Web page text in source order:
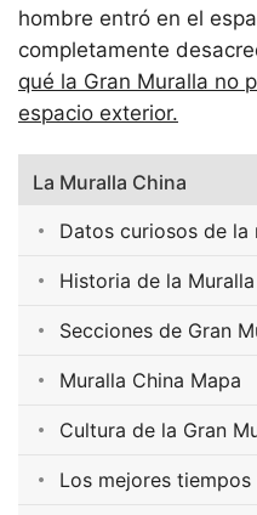
hombre entró en el
completamente
qué la Gran Muralla no
espacio exterior.
La Muralla China
Datos curiosos de la
Historia de la
Secciones de Gran
Muralla China Mapa
Cultura de la Gran
Los mejores